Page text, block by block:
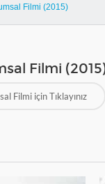
Filmi (2015)
Filmi
Filmi için Tıklayınız